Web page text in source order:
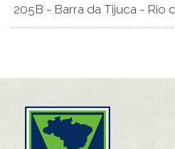
205B - Barra da Tijuca - Rio